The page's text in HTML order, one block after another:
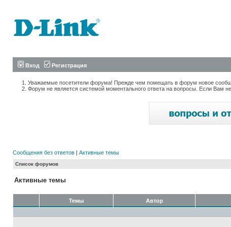
Вход Регистрация
Уважаемые посетители форума! Прежде чем помещать в форум новое
Форум не является системой моментального ответа на вопросы. Если Вам
Сообщения без ответов | Активные темы
Список форумов
Активные темы
Темы Автор